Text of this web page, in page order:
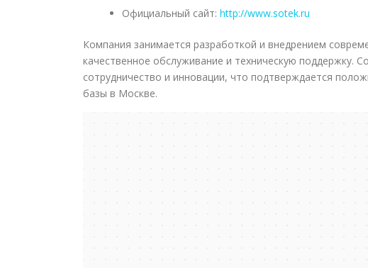
Официальный сайт: http://www.sotek.ru
Компания занимается разработкой и внедрением
качественное обслуживание и техническую поддержку.
сотрудничество и инновации, что подтверждается
базы в Москве.